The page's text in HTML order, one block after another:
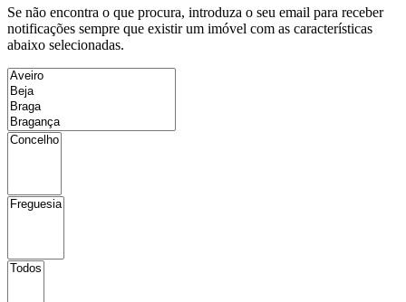
Se não encontra o que procura, introduza o seu email para receber
notificações sempre que existir um imóvel com as características
abaixo selecionadas.